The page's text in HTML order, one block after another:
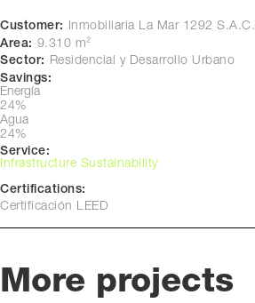
Customer: Inmobiliaria La Mar 1292 S.A.C.
Area: 9.310 m²
Sector: Residencial y Desarrollo Urbano
Savings:
Energía
24%
Agua
24%
Service:
Infrastructure Sustainability
Certifications:
Certificación LEED
More projects